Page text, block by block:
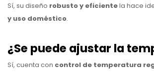
Sí, su diseño robusto y eficientela hace
y uso doméstico.
¿Se puede ajustar la
Sí, cuenta con control de temperatura